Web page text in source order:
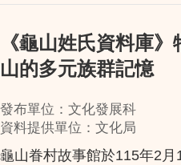
《龜山姓氏資料庫
山的多元族群記憶
發布單位：文化發展科
資料提供單位：文化局
龜山眷村故事館於115年2